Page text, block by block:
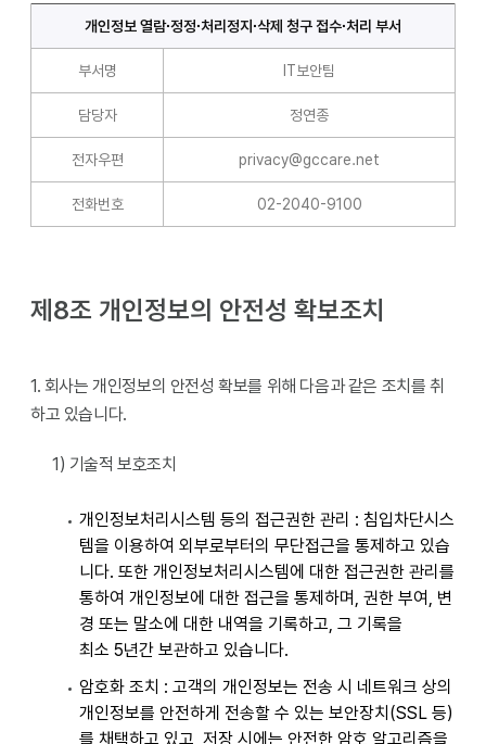
개인정보 열람∙정정∙처리정지∙삭제 청구 접수∙처리 부서
부서명 IT보안팀
담당자 정연종
전자우편 privacy@gccare.net
전화번호 02-2040-9100
제8조 개인정보의 안전성 확보조치
1. 회사는 개인정보의 안전성 확보를 위해 다음과 같은 조치를 취
하고 있습니다.
1) 기술적 보호조치
개인정보처리시스템 등의 접근권한 관리 : 침입차단시스
템을 이용하여 외부로부터의 무단접근을 통제하고 있습
니다. 또한 개인정보처리시스템에 대한 접근권한 관리를
통하여 개인정보에 대한 접근을 통제하며, 권한 부여, 변
경 또는 말소에 대한 내역을 기록하고, 그 기록을
최소 5년간 보관하고 있습니다.
암호화 조치 : 고객의 개인정보는 전송 시 네트워크 상의
개인정보를 안전하게 전송할 수 있는 보안장치(SSL 등)
를 채택하고 있고, 저장 시에는 안전한 암호 알고리즘을